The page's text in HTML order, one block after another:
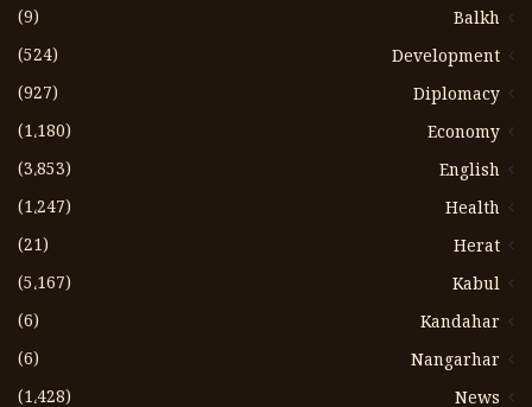
Balkh
(9)
Development
(524)
Diplomacy
(927)
Economy
(1،180)
English
(3،853)
Health
(1،247)
Herat
(21)
Kabul
(5،167)
Kandahar
(6)
Nangarhar
(6)
News
(1،428)